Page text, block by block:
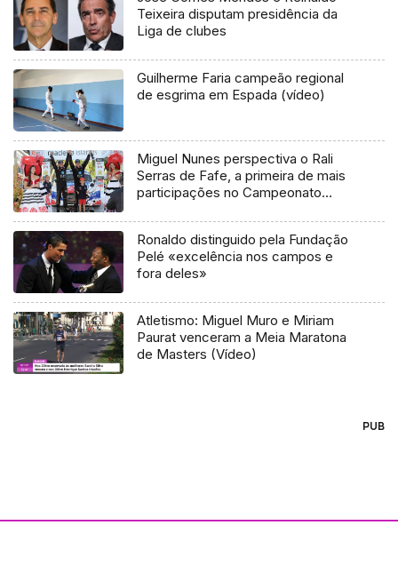
Teixeira disputam presidência da
Liga de clubes
Guilherme Faria campeão regional
de esgrima em Espada (vídeo)
Miguel Nunes perspectiva o Rali
Serras de Fafe, a primeira de mais
participações no Campeonato
Ronaldo distinguido pela Fundação
Pelé «excelência nos campos e
fora deles»
Atletismo: Miguel Muro e Miriam
Paurat venceram a Meia Maratona
de Masters (Vídeo)
PUB